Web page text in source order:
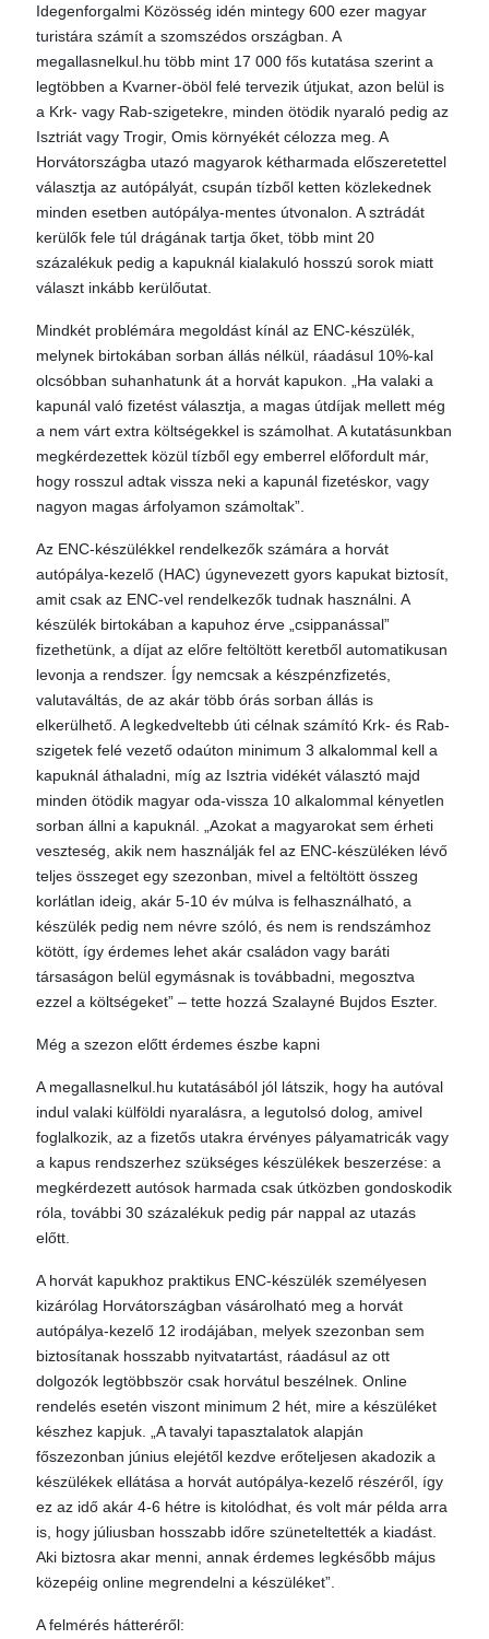
Idegenforgalmi Közösség idén mintegy 600 ezer magyar
turistára számít a szomszédos országban. A
megallasnelkul.hu több mint 17 000 fős kutatása szerint a
legtöbben a Kvarner-öböl felé tervezik útjukat, azon belül is
a Krk- vagy Rab-szigetekre, minden ötödik nyaraló pedig az
Isztriát vagy Trogir, Omis környékét célozza meg. A
Horvátországba utazó magyarok kétharmada előszeretettel
választja az autópályát, csupán tízből ketten közlekednek
minden esetben autópálya-mentes útvonalon. A sztrádát
kerülők fele túl drágának tartja őket, több mint 20
százalékuk pedig a kapuknál kialakuló hosszú sorok miatt
választ inkább kerülőutat.
Mindkét problémára megoldást kínál az ENC-készülék,
melynek birtokában sorban állás nélkül, ráadásul 10%-kal
olcsóbban suhanhatunk át a horvát kapukon. „Ha valaki a
kapunál való fizetést választja, a magas útdíjak mellett még
a nem várt extra költségekkel is számolhat. A kutatásunkban
megkérdezettek közül tízből egy emberrel előfordult már,
hogy rosszul adtak vissza neki a kapunál fizetéskor, vagy
nagyon magas árfolyamon számoltak”.
Az ENC-készülékkel rendelkezők számára a horvát
autópálya-kezelő (HAC) úgynevezett gyors kapukat biztosít,
amit csak az ENC-vel rendelkezők tudnak használni. A
készülék birtokában a kapuhoz érve „csippanással”
fizethetünk, a díjat az előre feltöltött keretből automatikusan
levonja a rendszer. Így nemcsak a készpénzfizetés,
valutaváltás, de az akár több órás sorban állás is
elkerülhető. A legkedveltebb úti célnak számító Krk- és Rab-
szigetek felé vezető odaúton minimum 3 alkalommal kell a
kapuknál áthaladni, míg az Isztria vidékét választó majd
minden ötödik magyar oda-vissza 10 alkalommal kényetlen
sorban állni a kapuknál. „Azokat a magyarokat sem érheti
veszteség, akik nem használják fel az ENC-készüléken lévő
teljes összeget egy szezonban, mivel a feltöltött összeg
korlátlan ideig, akár 5-10 év múlva is felhasználható, a
készülék pedig nem névre szóló, és nem is rendszámhoz
kötött, így érdemes lehet akár családon vagy baráti
társaságon belül egymásnak is továbbadni, megosztva
ezzel a költségeket” – tette hozzá Szalayné Bujdos Eszter.
Még a szezon előtt érdemes észbe kapni
A megallasnelkul.hu kutatásából jól látszik, hogy ha autóval
indul valaki külföldi nyaralásra, a legutolsó dolog, amivel
foglalkozik, az a fizetős utakra érvényes pályamatricák vagy
a kapus rendszerhez szükséges készülékek beszerzése: a
megkérdezett autósok harmada csak útközben gondoskodik
róla, további 30 százalékuk pedig pár nappal az utazás
előtt.
A horvát kapukhoz praktikus ENC-készülék személyesen
kizárólag Horvátországban vásárolható meg a horvát
autópálya-kezelő 12 irodájában, melyek szezonban sem
biztosítanak hosszabb nyitvatartást, ráadásul az ott
dolgozók legtöbbször csak horvátul beszélnek. Online
rendelés esetén viszont minimum 2 hét, mire a készüléket
készhez kapjuk. „A tavalyi tapasztalatok alapján
főszezonban június elejétől kezdve erőteljesen akadozik a
készülékek ellátása a horvát autópálya-kezelő részéről, így
ez az idő akár 4-6 hétre is kitolódhat, és volt már példa arra
is, hogy júliusban hosszabb időre szüneteltették a kiadást.
Aki biztosra akar menni, annak érdemes legkésőbb május
közepéig online megrendelni a készüléket”.
A felmérés hátteréről: